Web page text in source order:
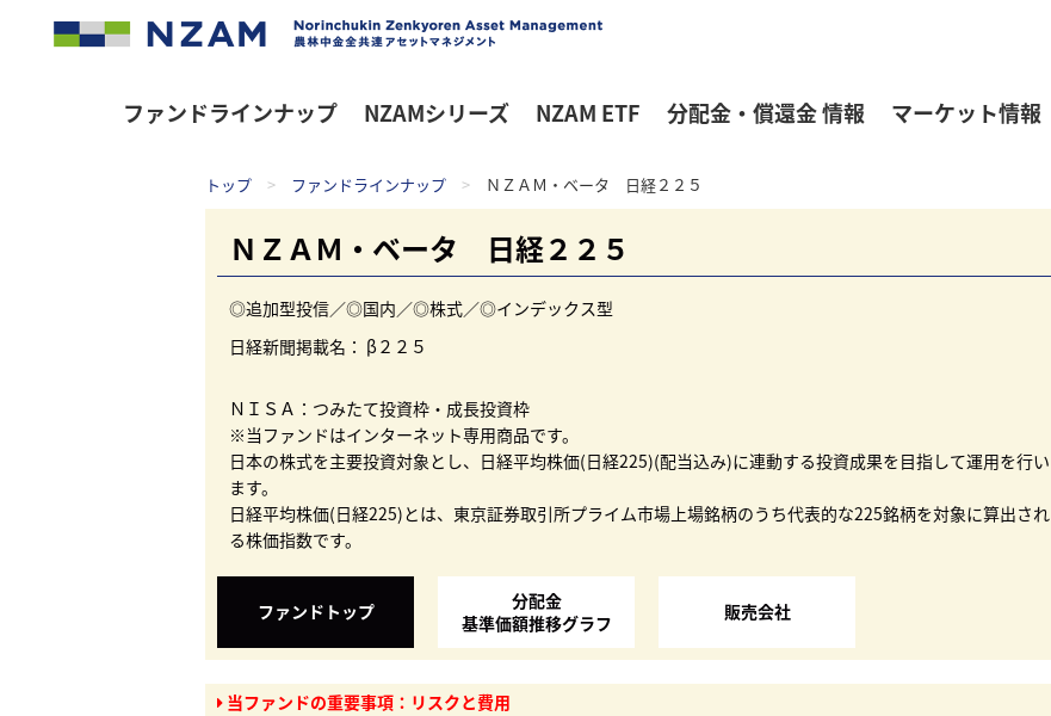
ファンドラインナップ NZAMシリーズ NZAM ETF 分配金・償還金 情報 マーケット情報
トップ > ファンドラインナップ > ＮＺＡＭ・ベータ 日経２２５
ＮＺＡＭ・ベータ 日経２２５
◎追加型投信／◎国内／◎株式／◎インデックス型
日経新聞掲載名： β２２５
ＮＩＳＡ：つみたて投資枠・成長投資枠
※当ファンドはインターネット専用商品です。
日本の株式を主要投資対象とし、日経平均株価(日経225)(配当込み)に連動する投資成果を目指して運用を行い
ます。
日経平均株価(日経225)とは、東京証券取引所プライム市場上場銘柄のうち代表的な225銘柄を対象に算出され
る株価指数です。
ファンドトップ
分配金
基準価額推移グラフ
販売会社
当ファンドの重要事項：リスクと費用